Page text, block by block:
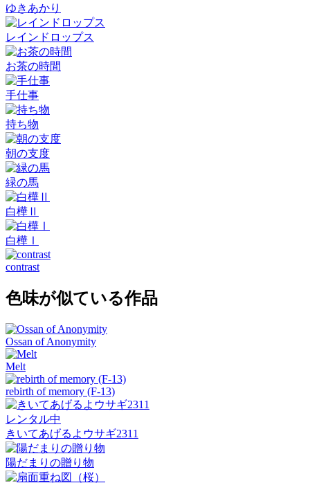
ゆきあかり
レインドロップス
お茶の時間
手仕事
持ち物
朝の支度
緑の馬
白樺Ⅱ
白樺Ⅰ
contrast
色味が似ている作品
Ossan of Anonymity
Melt
rebirth of memory (F-13)
レンタル中
きいてあげるよウサギ2311
陽だまりの贈り物